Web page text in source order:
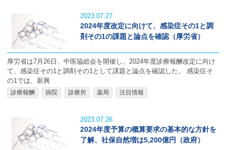
2023.07.27
2024年度改定に向けて、感染症その1と調
剤その1の課題と論点を確認（厚労省）
厚労省は7月26日、中医協総会を開催し、2024年度診療報酬改定に向け
て、感染症その1と調剤その1として課題と論点を確認した。 感染症そ
の1では、新興
診療報酬 病院 診療所 薬局 注目情報
2023.07.26
2024年度予算の概算要求の基本的な方針を
了解、社保自然増は5,200億円（政府）